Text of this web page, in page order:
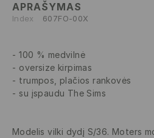
APRAŠYMAS
Index 607FO-00X
100 % medvilnė
oversize kirpimas
trumpos, plačios rankovės
su įspaudu The Sims
Modelis vilki dydį S/36. Moters